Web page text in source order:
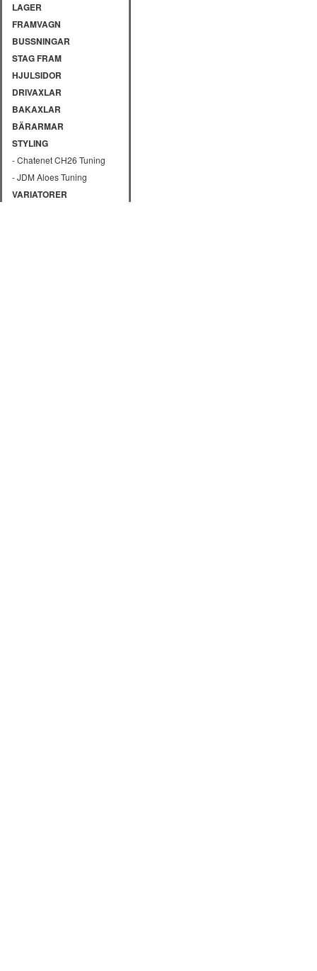
LAGER
FRAMVAGN
BUSSNINGAR
STAG FRAM
HJULSIDOR
DRIVAXLAR
BAKAXLAR
BÄRARMAR
STYLING
- Chatenet CH26 Tuning
- JDM Aloes Tuning
VARIATORER